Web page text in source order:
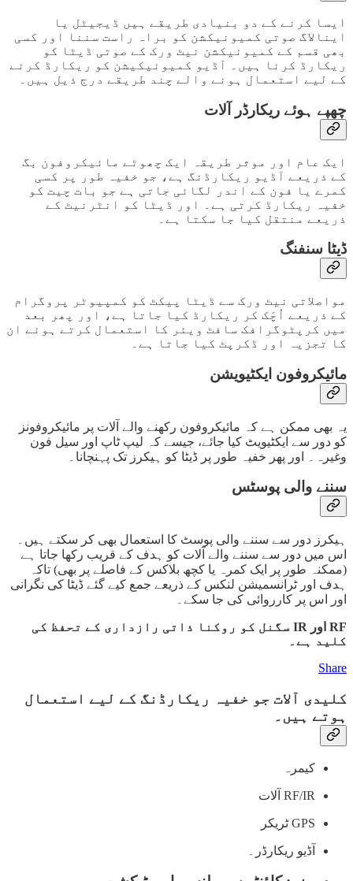
ایسا کرنے کے دو بنیادی طریقے ہیں ڈیجیٹل یا
اینالاگ صوتی کمیونیکشن کو براہ راست سننا اور کسی
بھی قسم کے کمیونیکشن نیٹ ورک کے صوتی ڈیٹا کو
ریکارڈ کرنا ہیں۔ آڈیو کمیونیکیشن کو ریکارڈ کرنے
کے لیے استعمال ہونے والے چند طریقے درج ذیل ہیں۔
چھپے ہوئے ریکارڈر آلات
ایک عام اور موثر طریقہ ایک چھوٹے مائیکروفون بگ
کے ذریعے آڈیو ریکارڈنگ ہے، جو خفیہ طور پر کسی
کمرے یا فون کے اندر لگائی جاتی ہے جو بات چیت کو
خفیہ ریکارڈ کرتی ہے۔ اور ڈیٹا کو انٹرنیٹ کے
ذریعے منتقل کیا جا سکتا ہے۔
ڈیٹا سنفنگ
مواصلاتی نیٹ ورک سے ڈیٹا پیکٹ کو کمپیوٹر پروگرام
کے ذریعے اُچَک کر ریکارڈ کیا جاتا ہے، اور پھر بعد
میں کرپٹوگرافک سافٹ ویئر کا استعمال کرتے ہوئے ان
کا تجزیہ اور ڈکرپٹ کیا جاتا ہے۔
مائیکروفون ایکٹیویشن
یہ بھی ممکن ہے کہ مائیکروفون رکھنے والے آلات پر مائیکروفونز
کو دور سے ایکٹیویٹ کیا جائے، جیسے کہ لیپ ٹاپ اور سیل فون
وغیرہ۔ اور پھر خفیہ طور پر ڈیٹا کو ہیکرز تک پہنچانا۔
سننے والی پوسٹس
ہیکرز دور سے سننے والی پوسٹ کا استعمال بھی کر سکتے ہیں۔
اس میں دور سے سننے والے آلات کو ہدف کے قریب رکھا جاتا ہے
(ممکنہ طور پر ایک کمرہ یا کچھ بلاکس کے فاصلے پر بھی) تاکہ
ہدف اور ٹرانسمیشن لنکس کے ذریعے جمع کیے گئے ڈیٹا کی نگرانی
اور اس پر کارروائی کی جا سکے۔
RF اور IR سگنل کو روکنا ذاتی رازداری کے تحفظ کی
کلید ہے۔
Share
کلیدی آلات جو خفیہ ریکارڈنگ کے لیے استعمال
ہوتے ہیں۔
کیمرہ
RF/IR آلات
GPS ٹریکر
آڈیو ریکارڈر۔